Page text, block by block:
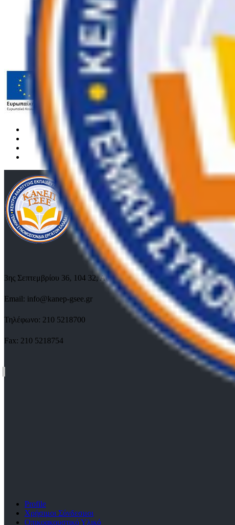
3ης Σεπτεμβρίου 36, 104 32, Αθήνα
Email: info@kanep-gsee.gr
Τηλέφωνο: 210 5218700
Fax: 210 5218754
Profile
Χρήσιμοι Σύνδεσμοι
Οπικοακουστικό Υλικό